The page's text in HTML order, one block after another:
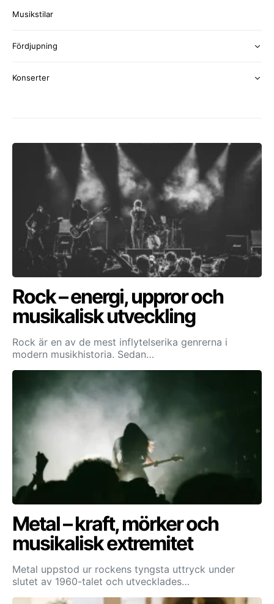
Musikstilar
Fördjupning
Konserter
Rock – energi, uppror och
musikalisk utveckling
Rock är en av de mest inflytelserika genrerna i
modern musikhistoria. Sedan…
Metal – kraft, mörker och
musikalisk extremitet
Metal uppstod ur rockens tyngsta uttryck under
slutet av 1960-talet och utvecklades…